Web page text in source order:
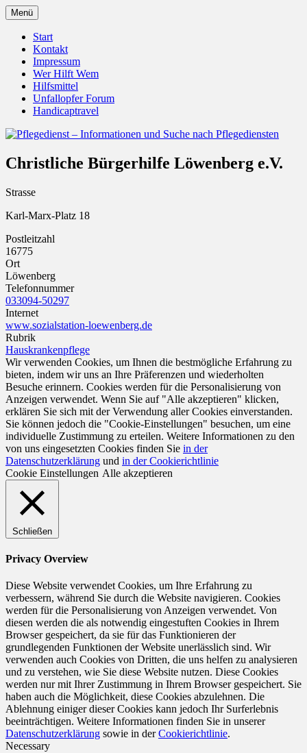
Zum
Inhalt
springen
Pflegedienst – Informationen
und Suche nach Pflegediensten
Unfallopfer – Hilfswerk
Menü
Start
Kontakt
Impressum
Wer Hilft Wem
Hilfsmittel
Unfallopfer Forum
Handicaptravel
Christliche Bürgerhilfe Löwenberg e.V.
Strasse
Karl-Marx-Platz 18
Postleitzahl
16775
Ort
Löwenberg
Telefonnummer
033094-50297
Internet
www.sozialstation-loewenberg.de
Rubrik
Hauskrankenpflege
Wir verwenden Cookies, um Ihnen die bestmögliche Erfahrung zu
bieten, indem wir uns an Ihre Präferenzen und wiederholten
Besuche erinnern. Cookies werden für die Personalisierung von
Anzeigen verwendet. Wenn Sie auf "Alle akzeptieren" klicken,
erklären Sie sich mit der Verwendung aller Cookies einverstanden.
Sie können jedoch die "Cookie-Einstellungen" besuchen, um eine
individuelle Zustimmung zu erteilen. Weitere Informationen zu den
von uns eingesetzten Cookies finden Sie in der
Datenschutzerklärung und in der Cookierichtlinie
Cookie Einstellungen Alle akzeptieren
Schließen
Privacy Overview
Diese Website verwendet Cookies, um Ihre Erfahrung zu
verbessern, während Sie durch die Website navigieren. Cookies
werden für die Personalisierung von Anzeigen verwendet. Von
diesen werden die als notwendig eingestuften Cookies in Ihrem
Browser gespeichert, da sie für das Funktionieren der
grundlegenden Funktionen der Website unerlässlich sind. Wir
verwenden auch Cookies von Dritten, die uns helfen zu analysieren
und zu verstehen, wie Sie diese Website nutzen. Diese Cookies
werden nur mit Ihrer Zustimmung in Ihrem Browser gespeichert. Sie
haben auch die Möglichkeit, diese Cookies abzulehnen. Die
Ablehnung einiger dieser Cookies kann jedoch Ihr Surferlebnis
beeinträchtigen. Weitere Informationen finden Sie in unserer
Datenschutzerklärung sowie in derCookierichtlinie.
Necessary